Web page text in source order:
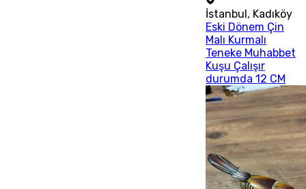
İstanbul, Kadıköy
Eski Dönem Çin
Malı Kurmalı
Teneke Muhabbet
Kuşu Çalışır
durumda 12 CM